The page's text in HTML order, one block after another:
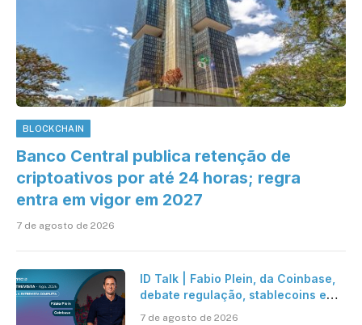
BLOCKCHAIN
Banco Central publica retenção de
criptoativos por até 24 horas; regra
entra em vigor em 2027
7 de agosto de 2026
ID Talk | Fabio Plein, da Coinbase,
debate regulação, stablecoins e
7 de agosto de 2026